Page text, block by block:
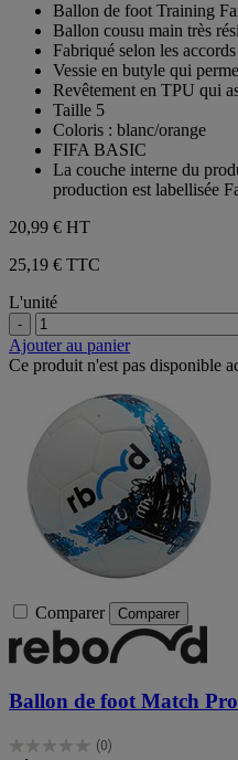
étoiles.
Ballon de foot Training
Ballon cousu main très
Fabriqué selon les
Vessie en butyle qui
Revêtement en TPU qui
Taille 5
Coloris : blanc/orange
FIFA BASIC
La couche interne du
production est labellisée
20,99 € HT
25,19 € TTC
L'unité
-
Ajouter au panier
Ce produit n'est pas disponible
Comparer Comparer
Ballon de foot Match
(0)
0.0